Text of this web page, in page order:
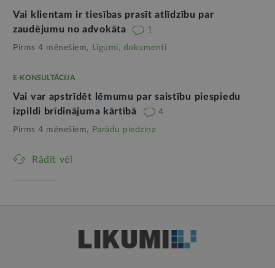
Vai klientam ir tiesības prasīt atlīdzību par
zaudējumu no advokāta
1
Pirms 4 mēnešiem, Līgumi, dokumenti
E-KONSULTĀCIJA
Vai var apstrīdēt lēmumu par saistību piespiedu
izpildi brīdinājuma kārtībā
4
Pirms 4 mēnešiem, Parādu piedziņa
Rādīt vēl